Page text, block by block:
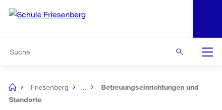
Navigation
[no
title]
Friesenberg ...
Betreuungseinrichtungen und
Standorte